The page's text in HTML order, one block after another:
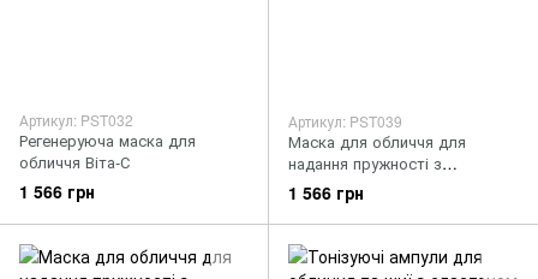
Артикул: PST032
Регенеруюча маска для
обличчя Віта-С
1 566 грн
Артикул: PST039
Маска для обличчя для
надання пружності з
еластаном
1 566 грн